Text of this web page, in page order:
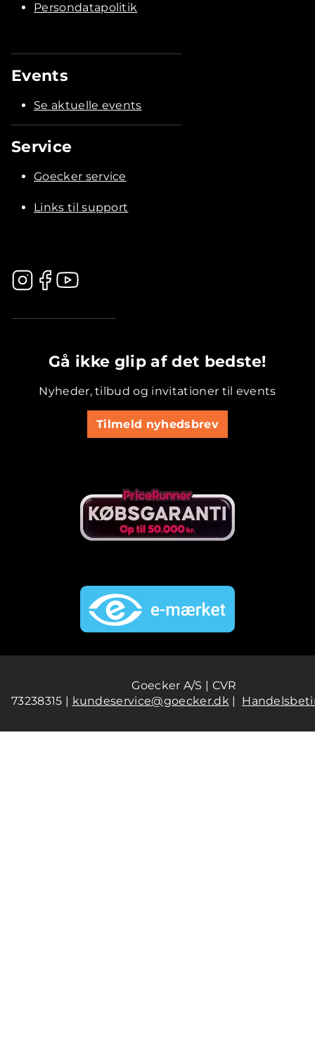
Persondatapolitik
Events
Se aktuelle events
Service
Goecker service
Links til support
Gå ikke glip af det bedste!
Nyheder, tilbud og invitationer til events
Tilmeld nyhedsbrev
Goecker A/S | CVR
73238315 | kundeservice@goecker.dk |